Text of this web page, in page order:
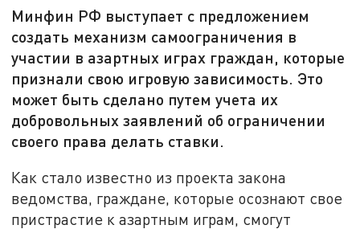
Минфин РФ выступает с предложением
создать механизм самоограничения в
участии в азартных играх граждан, которые
признали свою игровую зависимость. Это
может быть сделано путем учета их
добровольных заявлений об ограничении
своего права делать ставки.
Как стало известно из проекта закона
ведомства, граждане, которые осознают свое
пристрастие к азартным играм, смогут